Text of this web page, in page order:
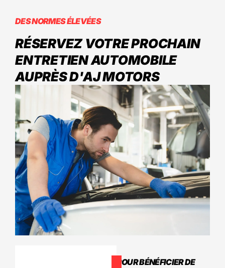
DES NORMES ÉLEVÉES
RÉSERVEZ VOTRE PROCHAIN
ENTRETIEN AUTOMOBILE
AUPRÈS D'AJ MOTORS
POUR BÉNÉFICIER DE